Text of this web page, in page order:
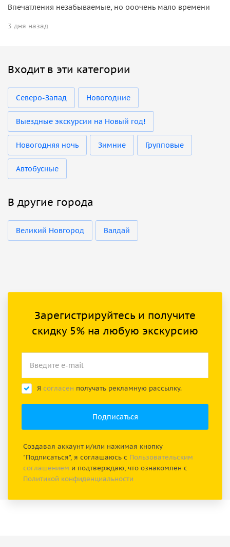
Впечатления незабываемые, но ооочень мало времени
3 дня назад
Входит в эти категории
Северо-Запад Новогодние
Выездные экскурсии на Новый год!
Новогодняя ночь Зимние Групповые
Автобусные
В другие города
Великий Новгород Валдай
Зарегистрируйтесь и получите
скидку 5% на любую экскурсию
Я согласен получать рекламную рассылку.
Создавая аккаунт и/или нажимая кнопку
"Подписаться", я соглашаюсь с Пользовательским
соглашением и подтверждаю, что ознакомлен с
Политикой конфиденциальности